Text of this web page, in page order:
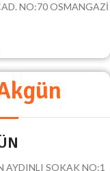
NO:70 OSMANGAZİ
AYDINLI SOKAK NO:1